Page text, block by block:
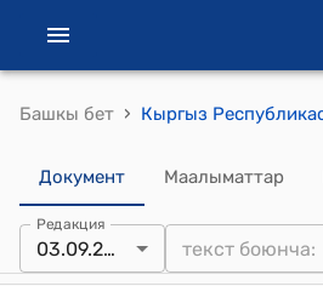
Башкы бет ›
Документ Маалыматтар
Редакция
03.09.2008